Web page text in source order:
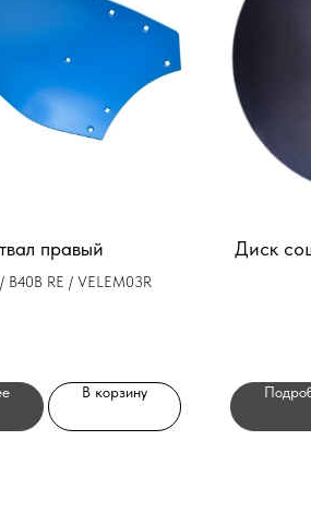
правый
B40B RE / VELEM03R
В корзину
Диск